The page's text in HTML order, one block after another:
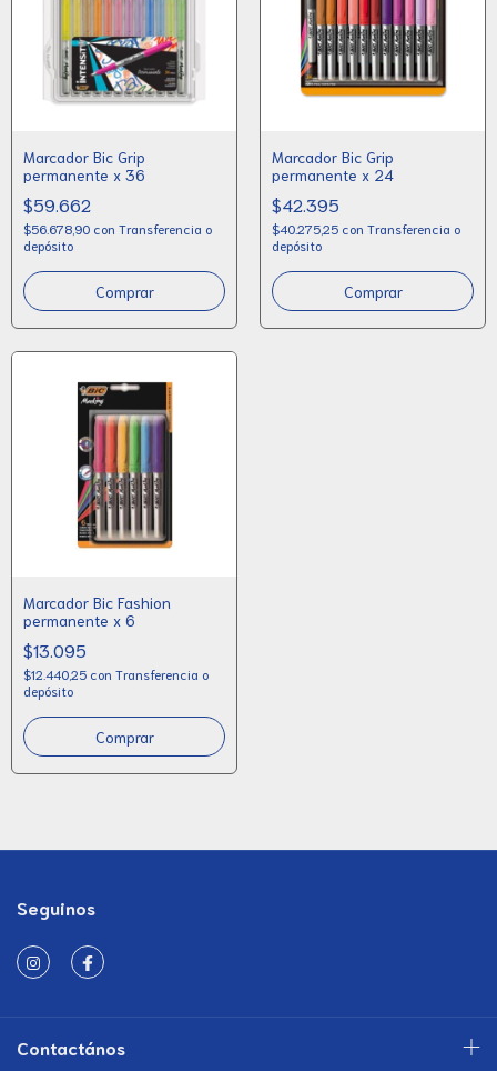
Marcador Bic Grip
permanente x 36
$59.662
$56.678,90 con Transferencia o
depósito
Marcador Bic Grip
permanente x 24
$42.395
$40.275,25 con Transferencia o
depósito
Marcador Bic Fashion
permanente x 6
$13.095
$12.440,25 con Transferencia o
depósito
Seguinos
Contactános